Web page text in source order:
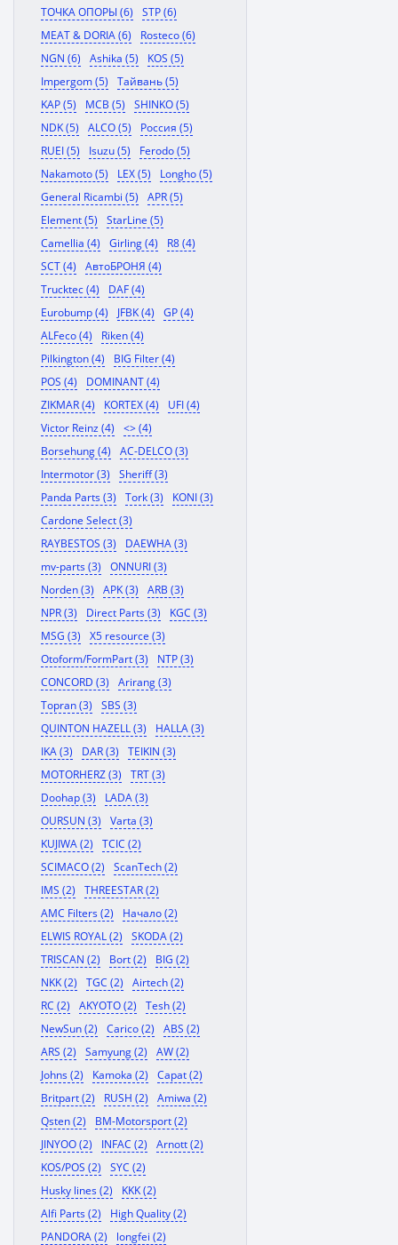
ТОЧКА ОПОРЫ (6)
STP (6)
MEAT & DORIA (6)
Rosteco (6)
NGN (6)
Ashika (5)
KOS (5)
Impergom (5)
Тайвань (5)
KAP (5)
MCB (5)
SHINKO (5)
NDK (5)
ALCO (5)
Россия (5)
RUEI (5)
Isuzu (5)
Ferodo (5)
Nakamoto (5)
LEX (5)
Longho (5)
General Ricambi (5)
APR (5)
Element (5)
StarLine (5)
Camellia (4)
Girling (4)
R8 (4)
SCT (4)
АвтоБРОНЯ (4)
Trucktec (4)
DAF (4)
Eurobump (4)
JFBK (4)
GP (4)
ALFeco (4)
Riken (4)
Pilkington (4)
BIG Filter (4)
POS (4)
DOMINANT (4)
ZIKMAR (4)
KORTEX (4)
UFI (4)
Victor Reinz (4)
<> (4)
Borsehung (4)
AC-DELCO (3)
Intermotor (3)
Sheriff (3)
Panda Parts (3)
Tork (3)
KONI (3)
Cardone Select (3)
RAYBESTOS (3)
DAEWHA (3)
mv-parts (3)
ONNURI (3)
Norden (3)
APK (3)
ARB (3)
NPR (3)
Direct Parts (3)
KGC (3)
MSG (3)
X5 resource (3)
Otoform/FormPart (3)
NTP (3)
CONCORD (3)
Arirang (3)
Topran (3)
SBS (3)
QUINTON HAZELL (3)
HALLA (3)
IKA (3)
DAR (3)
TEIKIN (3)
MOTORHERZ (3)
TRT (3)
Doohap (3)
LADA (3)
OURSUN (3)
Varta (3)
KUJIWA (2)
TCIC (2)
SCIMACO (2)
ScanTech (2)
IMS (2)
THREESTAR (2)
AMC Filters (2)
Начало (2)
ELWIS ROYAL (2)
SKODA (2)
TRISCAN (2)
Bort (2)
BIG (2)
NKK (2)
TGC (2)
Airtech (2)
RC (2)
AKYOTO (2)
Tesh (2)
NewSun (2)
Carico (2)
ABS (2)
ARS (2)
Samyung (2)
AW (2)
Johns (2)
Kamoka (2)
Capat (2)
Britpart (2)
RUSH (2)
Amiwa (2)
Qsten (2)
BM-Motorsport (2)
JINYOO (2)
INFAC (2)
Arnott (2)
KOS/POS (2)
SYC (2)
Husky lines (2)
KKK (2)
Alfi Parts (2)
High Quality (2)
PANDORA (2)
longfei (2)